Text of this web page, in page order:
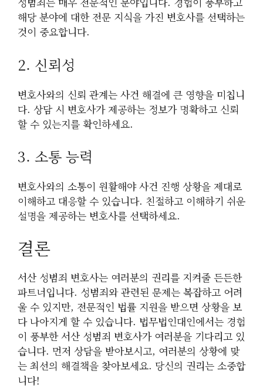
해당 분야에 대한 전문 지식을 가진 변호사를 선택하는
것이 중요합니다.
2. 신뢰성
변호사와의 신뢰 관계는 사건 해결에 큰 영향을 미칩니
다. 상담 시 변호사가 제공하는 정보가 명확하고 신뢰
할 수 있는지를 확인하세요.
3. 소통 능력
변호사와의 소통이 원활해야 사건 진행 상황을 제대로
이해하고 대응할 수 있습니다. 친절하고 이해하기 쉬운
설명을 제공하는 변호사를 선택하세요.
결론
서산 성범죄 변호사는 여러분의 권리를 지켜줄 든든한
파트너입니다. 성범죄와 관련된 문제는 복잡하고 어려
울 수 있지만, 전문적인 법률 지원을 받으면 상황을 보
다 나아지게 할 수 있습니다. 법무법인대인에서는 경험
이 풍부한 서산 성범죄 변호사가 여러분을 기다리고 있
습니다. 먼저 상담을 받아보시고, 여러분의 상황에 맞
는 최선의 해결책을 찾아보세요. 당신의 권리는 소중합
니다!